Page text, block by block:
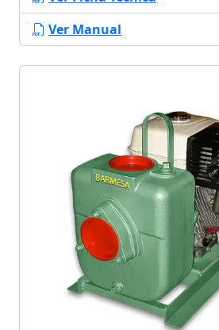
Ver Manual